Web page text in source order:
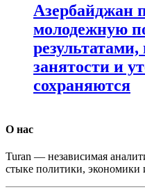
Азербайджан
молодежную
занятости и
сохраняются
О нас
Turan — независимая
стыке политики, экономики